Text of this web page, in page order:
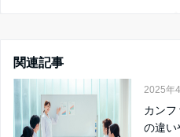
関連記事
2025年
カンフ
の違い